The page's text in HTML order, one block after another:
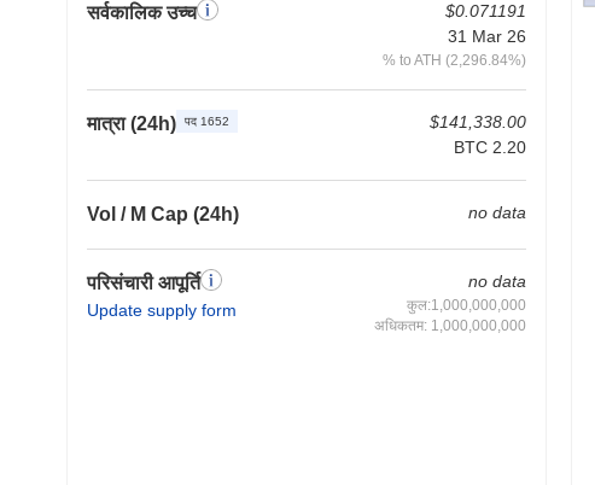
सर्वकालिक उच्च
$0.071191
31 Mar 26
% to ATH (2,296.84%)
मात्रा (24h) पद 1652
$141,338.00
BTC 2.20
Vol / M Cap (24h) no data
परिसंचारी आपूर्ति
Update supply form
no data
कुल:1,000,000,000
अधिकतम: 1,000,000,000